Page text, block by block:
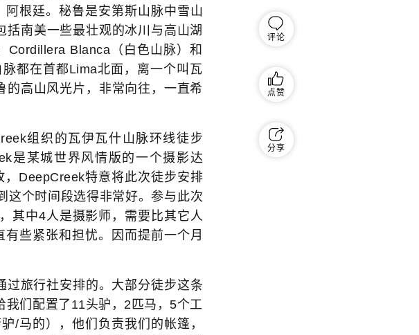
根廷。秘鲁是安第斯山脉中雪山
南美一些最壮观的冰川与高山湖
Cordillera Blanca（白色山脉）和
都在首都Lima北面，离一个叫瓦
高山风光片，非常向往，一直希
组织的瓦伊瓦什山脉环线徒步
是某城世界风情版的一个摄影达
DeepCreek特意将此次徒步安排
这个时间段选得非常好。参与此次
其中4人是摄影师，需要比其它人
些紧张和担忧。因而提前一个月
旅行社安排的。大部分徒步这条
们配置了11头驴，2匹马，5个工
/马的），他们负责我们的帐篷，
评论
点赞
分享